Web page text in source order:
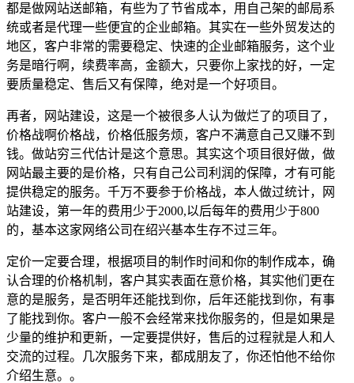
都是做网站送邮箱，有些为了节省成本，用自己架的邮局系
统或者是代理一些便宜的企业邮箱。其实在一些外贸发达的
地区，客户非常的需要稳定、快速的企业邮箱服务，这个业
务是暗行啊，续费率高，金额大，只要你上家找的好，一定
要质量稳定、售后又有保障，绝对是一个好项目。
再者，网站建设，这是一个被很多人认为做烂了的项目了，
价格战啊价格战，价格低服务烦，客户不满意自己又赚不到
钱。做站穷三代估计是这个意思。其实这个项目很好做，做
网站最主要的是价格，只有自己公司利润的保障，才有可能
提供稳定的服务。千万不要参于价格战，本人做过统计，网
站建设，第一年的费用少于2000,以后每年的费用少于800
的，基本这家网络公司在绍兴基本生存不过三年。
定价一定要合理，根据项目的制作时间和你的制作成本，确
认合理的价格机制，客户其实表面在意价格，其实他们更在
意的是服务，是否明年还能找到你，后年还能找到你，有事
了能找到你。客户一般不会经常来找你服务的，但是如果是
少量的维护和更新，一定要提供好，售后的过程就是人和人
交流的过程。几次服务下来，都成朋友了，你还怕他不给你
介绍生意。。